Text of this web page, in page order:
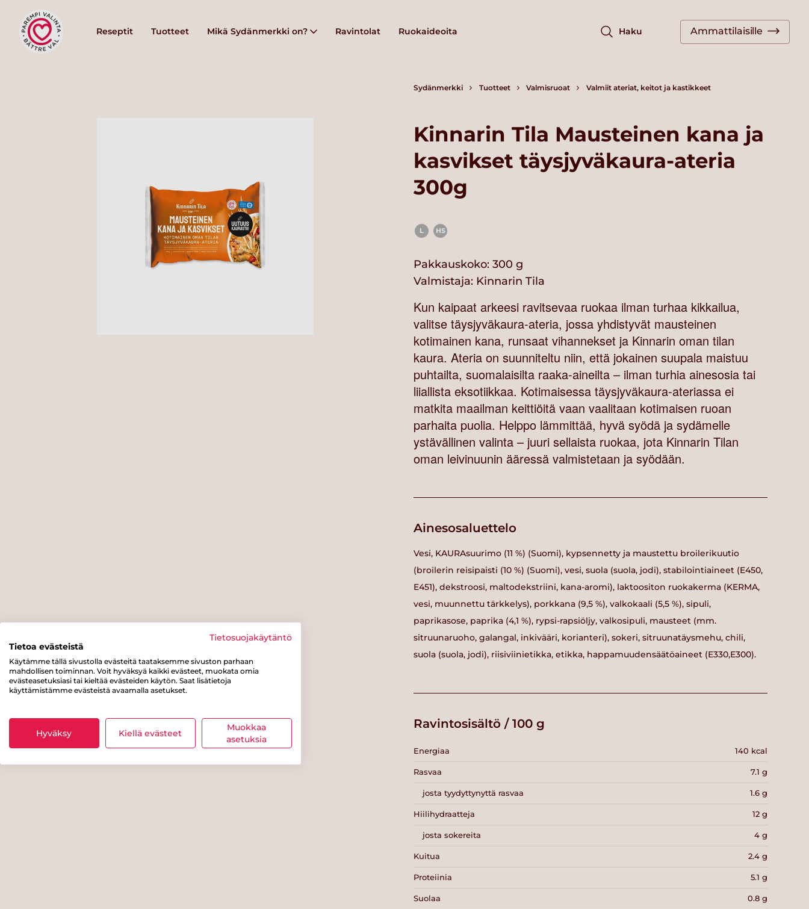
Reseptit Tuotteet Mikä Sydänmerkki on? Ravintolat Ruokaideoita Haku Ammattilaisille
Sydänmerkki Tuotteet Valmisruoat Valmiit ateriat, keitot ja kastikkeet
Kinnarin Tila Mausteinen kana ja
kasvikset täysjyväkaura-ateria
300g
L HS
Pakkauskoko: 300 g
Valmistaja: Kinnarin Tila
Kun kaipaat arkeesi ravitsevaa ruokaa ilman turhaa kikkailua,
valitse täysjyväkaura-ateria, jossa yhdistyvät mausteinen
kotimainen kana, runsaat vihannekset ja Kinnarin oman tilan
kaura. Ateria on suunniteltu niin, että jokainen suupala maistuu
puhtailta, suomalaisilta raaka-aineilta – ilman turhia ainesosia tai
liiallista eksotiikkaa. Kotimaisessa täysjyväkaura-ateriassa ei
matkita maailman keittiöitä vaan vaalitaan kotimaisen ruoan
parhaita puolia. Helppo lämmittää, hyvä syödä ja sydämelle
ystävällinen valinta – juuri sellaista ruokaa, jota Kinnarin Tilan
oman leivinuunin ääressä valmistetaan ja syödään.
Ainesosaluettelo
Vesi, KAURAsuurimo (11 %) (Suomi), kypsennetty ja maustettu broilerikuutio
(broilerin reisipaisti (10 %) (Suomi), vesi, suola (suola, jodi), stabilointiaineet (E450,
E451), dekstroosi, maltodekstriini, kana-aromi), laktoositon ruokakerma (KERMA,
vesi, muunnettu tärkkelys), porkkana (9,5 %), valkokaali (5,5 %), sipuli,
paprikasose, paprika (4,1 %), rypsi-rapsiöljy, valkosipuli, mausteet (mm.
sitruunaruoho, galangal, inkivääri, korianteri), sokeri, sitruunatäysmehu, chili,
suola (suola, jodi), riisiviinietikka, etikka, happamuudensäätöaineet (E330,E300).
Ravintosisältö / 100 g
Energiaa 140 kcal
Rasvaa 7.1 g
josta tyydyttynyttä rasvaa 1.6 g
Hiilihydraatteja 12 g
josta sokereita 4 g
Kuitua 2.4 g
Proteiinia 5.1 g
Suolaa 0.8 g
Tietosuojakäytäntö
Tietoa evästeistä
Käytämme tällä sivustolla evästeitä taataksemme sivuston parhaan
mahdollisen toiminnan. Voit hyväksyä kaikki evästeet, muokata omia
evästeasetuksiasi tai kieltää evästeiden käytön. Saat lisätietoja
käyttämistämme evästeistä avaamalla asetukset.
Hyväksy Kiellä evästeet
Muokkaa
asetuksia